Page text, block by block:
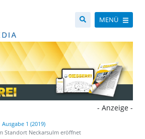
MENÜ
- Anzeige -
Ausgabe 1 (2019)
Standort Neckarsulm eröffnet